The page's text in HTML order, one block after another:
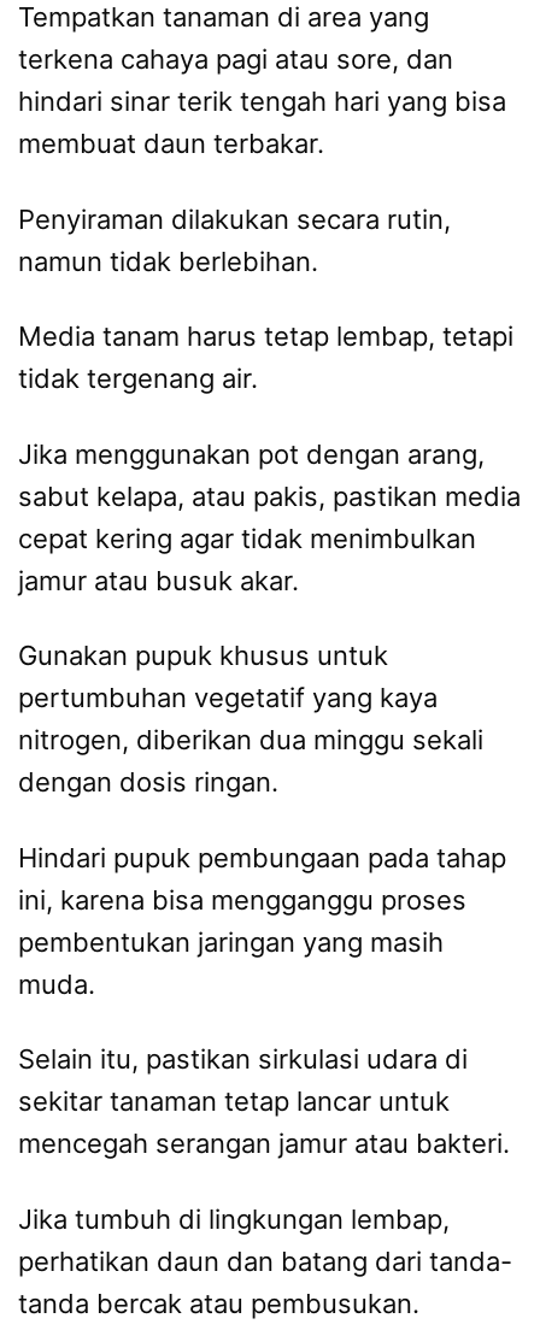
Tempatkan tanaman di area yang
terkena cahaya pagi atau sore, dan
hindari sinar terik tengah hari yang bisa
membuat daun terbakar.
Penyiraman dilakukan secara rutin,
namun tidak berlebihan.
Media tanam harus tetap lembap, tetapi
tidak tergenang air.
Jika menggunakan pot dengan arang,
sabut kelapa, atau pakis, pastikan media
cepat kering agar tidak menimbulkan
jamur atau busuk akar.
Gunakan pupuk khusus untuk
pertumbuhan vegetatif yang kaya
nitrogen, diberikan dua minggu sekali
dengan dosis ringan.
Hindari pupuk pembungaan pada tahap
ini, karena bisa mengganggu proses
pembentukan jaringan yang masih
muda.
Selain itu, pastikan sirkulasi udara di
sekitar tanaman tetap lancar untuk
mencegah serangan jamur atau bakteri.
Jika tumbuh di lingkungan lembap,
perhatikan daun dan batang dari tanda-
tanda bercak atau pembusukan.